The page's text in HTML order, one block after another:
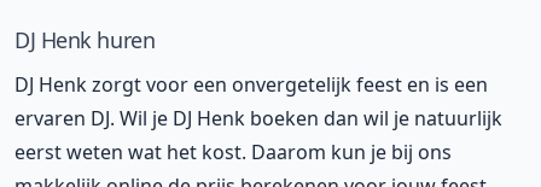
DJ Henk huren
DJ Henk zorgt voor een onvergetelijk feest en is een
ervaren DJ. Wil je DJ Henk boeken dan wil je natuurlijk
eerst weten wat het kost. Daarom kun je bij ons